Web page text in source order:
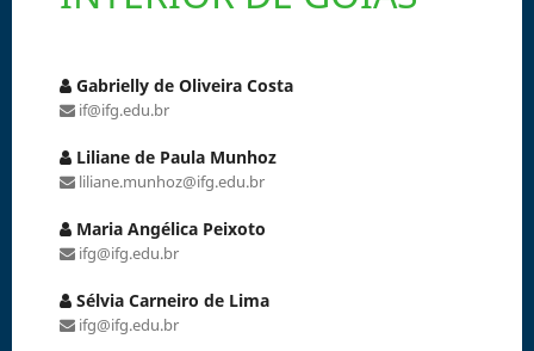
Gabrielly de Oliveira Costa
if@ifg.edu.br
Liliane de Paula Munhoz
liliane.munhoz@ifg.edu.br
Maria Angélica Peixoto
ifg@ifg.edu.br
Sélvia Carneiro de Lima
ifg@ifg.edu.br